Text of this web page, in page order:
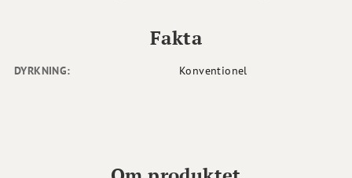
DYRKNING: Konventionel
Fakta